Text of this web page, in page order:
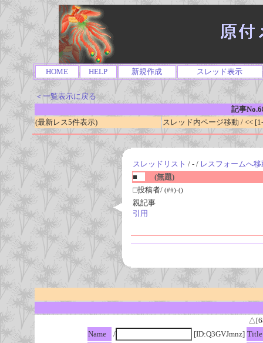
HOME HELP 新規作成 スレッド表示
＜一覧表示に戻る
記事
(最新レス5件表示)
スレッド内ページ移動 / <<
スレッドリスト / - / レスフォームへ移
■
(無題)
□投稿者/ (##)-()
親記事
引用
Name
/ [ID:Q3GVJmnz] Title